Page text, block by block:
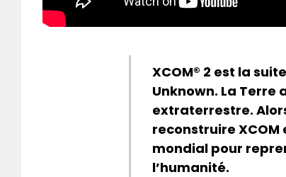
XCOM® 2 est la
Unknown. La Terre
extraterrestre.
reconstruire
mondial pour
l’humanité.